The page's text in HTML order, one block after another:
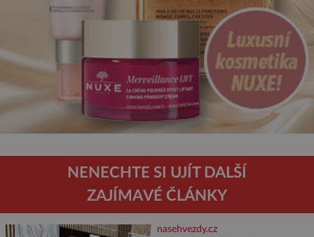
NENECHTE SI UJÍT DALŠÍ
ZAJÍMAVÉ ČLÁNKY
nasehvezdy.cz